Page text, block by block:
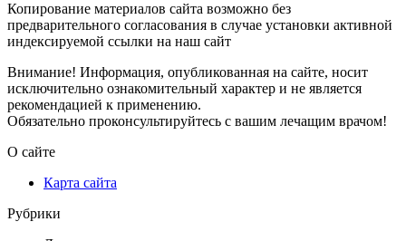
Копирование материалов сайта возможно без
предварительного согласования в случае установки активной
индексируемой ссылки на наш сайт
Внимание! Информация, опубликованная на сайте, носит
исключительно ознакомительный характер и не является
рекомендацией к применению.
Обязательно проконсультируйтесь с вашим лечащим врачом!
О сайте
Карта сайта
Рубрики